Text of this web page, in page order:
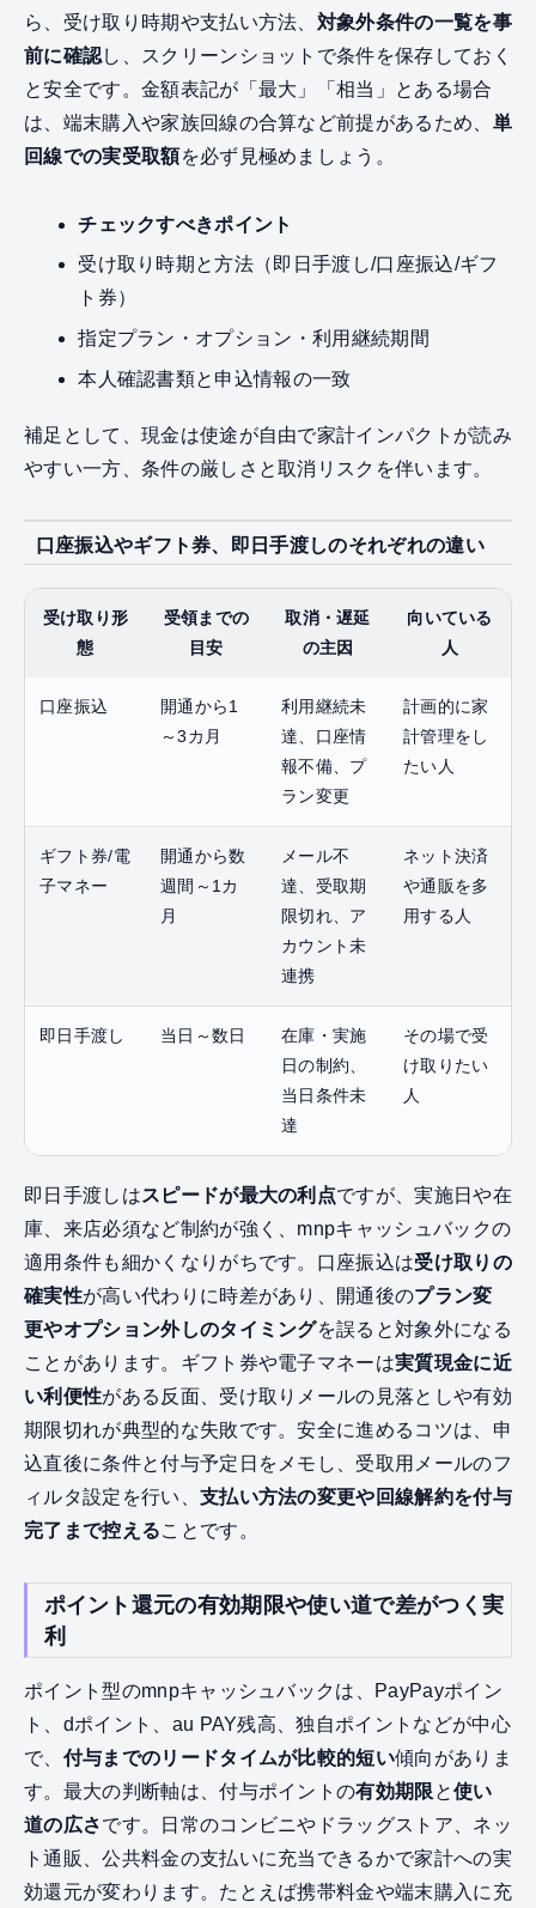
ら、受け取り時期や支払い方法、 対象外条件の一覧を事
前に確認し、スクリーンショットで条件を保存しておく
と安全です。金額表記が「最大」「相当」とある場合
は、端末購入や家族回線の合算など前提があるため、 単
回線での実受取額を必ず見極めましょう。
チェックすべきポイント
受け取り時期と方法（即日手渡し/口座振込/ギフ
ト券）
指定プラン・オプション・利用継続期間
本人確認書類と申込情報の一致
補足として、現金は使途が自由で家計インパクトが読み
やすい一方、条件の厳しさと取消リスクを伴います。
口座振込やギフト券、即日手渡しのそれぞれの違い
受け取り形
態
受領までの
目安
取消・遅延
の主因
向いている
人
口座振込
開通から1
～3カ月
利用継続未
達、口座情
報不備、プ
ラン変更
計画的に家
計管理をし
たい人
ギフト券/電
子マネー
開通から数
週間～1カ
月
メール不
達、受取期
限切れ、ア
カウント未
連携
ネット決済
や通販を多
用する人
即日手渡し 当日～数日
在庫・実施
日の制約、
当日条件未
達
その場で受
け取りたい
人
即日手渡しはスピードが最大の利点ですが、実施日や在
庫、来店必須など制約が強く、mnpキャッシュバックの
適用条件も細かくなりがちです。口座振込は受け取りの
確実性が高い代わりに時差があり、開通後のプラン変
更やオプション外しのタイミングを誤ると対象外になる
ことがあります。ギフト券や電子マネーは実質現金に近
い利便性がある反面、受け取りメールの見落としや有効
期限切れが典型的な失敗です。安全に進めるコツは、申
込直後に条件と付与予定日をメモし、受取用メールのフ
ィルタ設定を行い、 支払い方法の変更や回線解約を付与
完了まで控えることです。
ポイント還元の有効期限や使い道で差がつく実
利
ポイント型のmnpキャッシュバックは、PayPayポイン
ト、dポイント、au PAY残高、独自ポイントなどが中心
で、 付与までのリードタイムが比較的短い傾向がありま
す。最大の判断軸は、付与ポイントの有効期限 と使い
道の広さです。日常のコンビニやドラッグストア、ネッ
ト通販、公共料金の支払いに充当できるかで家計への実
効還元が変わります。たとえば携帯料金や端末購入に充